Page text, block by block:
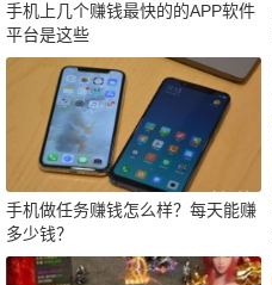
手机上几个赚钱最快的的APP软件
平台是这些
手机做任务赚钱怎么样？每天能赚
多少钱？